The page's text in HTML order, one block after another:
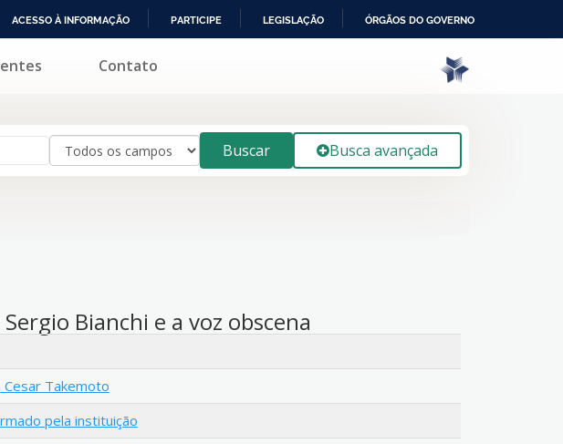
ACESSO À INFORMAÇÃO PARTICIPE LEGISLAÇÃO ÓRGÃOS DO GOVERNO
Contato
Buscar Busca avançada
Bianchi e a voz obscena
Takemoto
pela instituição